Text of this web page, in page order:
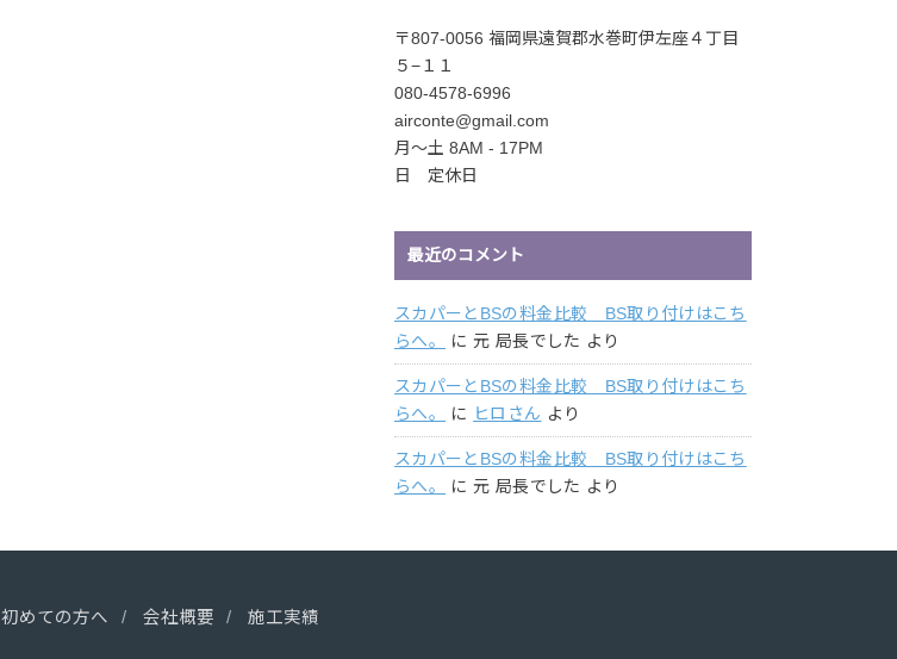
〒807-0056 福岡県遠賀郡水巻町伊左座４丁目
５−１１
080-4578-6996
airconte@gmail.com
月〜土 8AM - 17PM
日 定休日
最近のコメント
スカパーとBSの料金比較 BS取り付けはこち
らへ。
に元 局長でした より
スカパーとBSの料金比較 BS取り付けはこち
らへ。
に ヒロさん より
スカパーとBSの料金比較 BS取り付けはこち
らへ。
に元 局長でした より
初めての方へ 会社概要 施工実績